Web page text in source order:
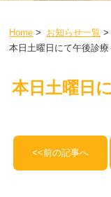
Home > お知らせ一覧 >
本日土曜日にて午後診療
本日土曜日
<<前の記事へ